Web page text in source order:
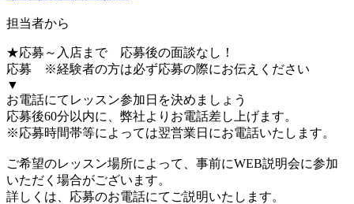
担当者から
★応募～入店まで 応募後の面談なし！
応募 ※経験者の方は必ず応募の際にお伝えください
▼
お電話にてレッスン参加日を決めましょう
応募後60分以内に、弊社よりお電話差し上げます。
※応募時間帯等によっては翌営業日にお電話いたします。
ご希望のレッスン場所によって、事前にWEB説明会に参加
いただく場合がございます。
詳しくは、応募のお電話にてご説明いたします。